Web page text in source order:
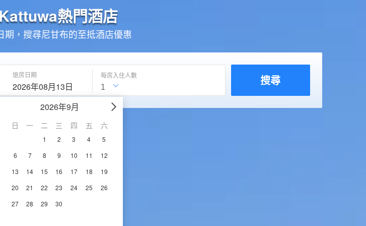
熱門酒店
期，搜尋尼甘布的至抵酒店優惠
退房日期
2026年08月13日
2026年9月
日 一 二 三 四 五 六
1 2 3 4
5
6
7 8 9 10 11
12
13
14 15 16 17 18
19
20
21 22 23 24 25
26
27
28 29 30
每房入住人數 搜尋